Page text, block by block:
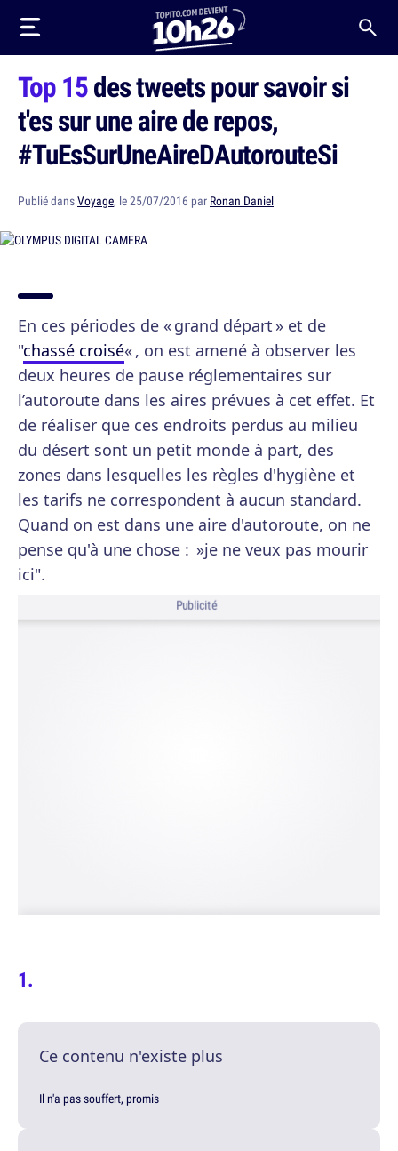
Top 15des tweets pour savoir si
t'es sur une aire de repos,
#TuEsSurUneAireDAutorouteSi
Publié dansVoyage, le 25/07/2016 par Ronan Daniel
En ces périodes de « grand départ » et de
"chassé croisé« , on est amené à observer les
deux heures de pause réglementaires sur
l’autoroute dans les aires prévues à cet effet. Et
de réaliser que ces endroits perdus au milieu
du désert sont un petit monde à part, des
zones dans lesquelles les règles d'hygiène et
les tarifs ne correspondent à aucun standard.
Quand on est dans une aire d'autoroute, on ne
pense qu'à une chose : »je ne veux pas mourir
ici".
Publicité
Ce contenu n'existe plus
Il n'a pas souffert, promis